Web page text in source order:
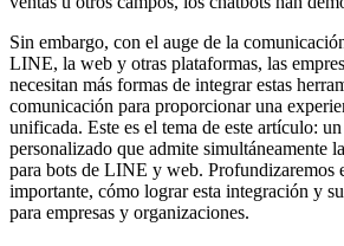
Sin embargo, con el auge de la
LINE, la web y otras plataformas, las
necesitan más formas de integrar estas
comunicación para proporcionar una
unificada. Este es el tema de este artículo:
personalizado que admite simultáneamente
para bots de LINE y web. Profundizaremos
importante, cómo lograr esta integración y
para empresas y organizaciones.